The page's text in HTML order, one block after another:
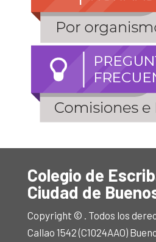
Colegio de
Ciudad de
Copyright © . Todos los
Callao 1542 (C1024AAO)